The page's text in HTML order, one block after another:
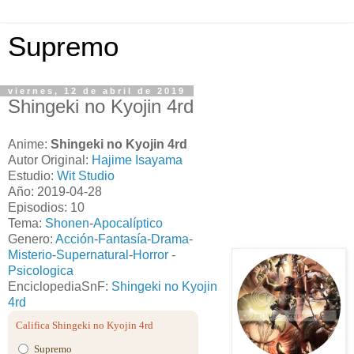
Supremo
viernes, 12 de abril de 2019
Shingeki no Kyojin 4rd
Anime: Shingeki no Kyojin 4rd
Autor Original: Hajime Isayama
Estudio: Wit Studio
Año: 2019-04-28
Episodios: 10
Tema: Shonen-Apocalíptico
Genero: Acción-Fantasía-Drama-
Misterio-Supernatural -Horror -
Psicologica
EnciclopediaSnF: Shingeki no Kyojin
4rd
Califica Shingeki no Kyojin 4rd
Supremo